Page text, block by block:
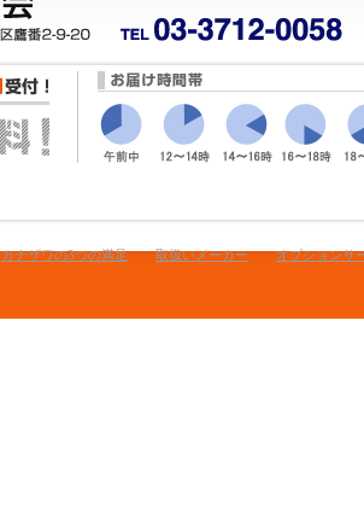
カナザワの3つの満足 取扱いメーカー オプションサ